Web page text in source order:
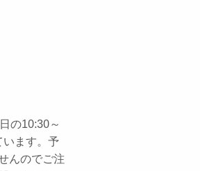
の10:30～
います。予
んのでご注